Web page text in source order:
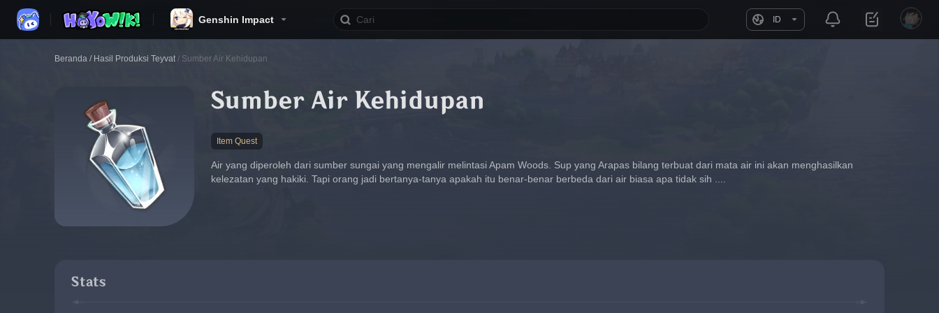
Genshin Impact ID
Beranda / Hasil Produksi Teyvat / Sumber Air Kehidupan
Sumber Air Kehidupan
Item Quest
Air yang diperoleh dari sumber sungai yang mengalir melintasi Apam Woods. Sup yang Arapas bilang terbuat dari mata air ini akan menghasilkan
kelezatan yang hakiki. Tapi orang jadi bertanya-tanya apakah itu benar-benar berbeda dari air biasa apa tidak sih ....
Stats